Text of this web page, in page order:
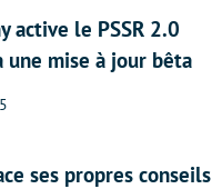
active le PSSR 2.0
une mise à jour bêta
ses propres conseils